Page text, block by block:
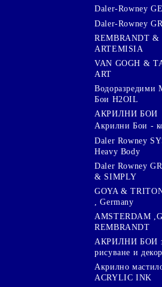
Daler-Rowney
Daler-Rowney
REMBRANDT &
ARTEMISIA
VAN GOGH &
ART
Водоразредими
Бои H2OIL
АКРИЛНИ БОИ
Акрилни Бои -
Daler Rowney
Heavy Body
Daler Rowney
& SIMPLY
GOYA &
, Germany
AMSTERDAM
REMBRANDT
АКРИЛНИ БОИ
рисуване и
Акрилно
ACRYLIC INK